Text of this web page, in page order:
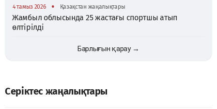
4 тамыз 2026 • Қазақстан жаңалықтары
Жамбыл облысында 25 жастағы спортшы атып
өлтірілді
Барлығын қарау →
Серіктес жаңалықтары